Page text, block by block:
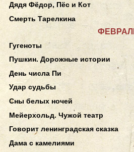
Дядя Фёдор, Пёс и Кот
Смерть Тарелкина
Гугеноты
Пушкин. Дорожные истории
День числа Пи
Удар судьбы
Сны белых ночей
Мейерхольд. Чужой театр
Говорит ленинградская сказка
Дама с камелиями